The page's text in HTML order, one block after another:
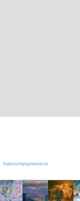
Зарегистрироваться